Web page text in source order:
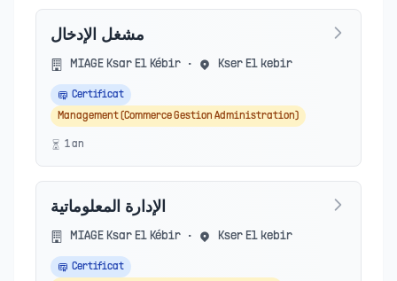
مشغل الإدخال
MIAGE Ksar El Kébir • Kser El kebir
Certificat
Management (Commerce Gestion Administration)
1an
الإدارة المعلوماتية
MIAGE Ksar El Kébir • Kser El kebir
Certificat